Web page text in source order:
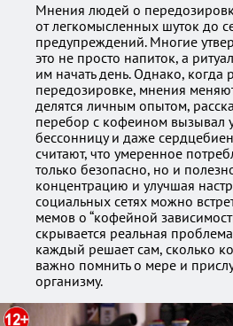
Мнения людей о
от легкомысленных шуток до
предупреждений. Многие
это не просто напиток, а
им начать день. Однако, когда
передозировке, мнения
делятся личным опытом,
перебор с кофеином вызывал
бессонницу и даже
считают, что умеренное
только безопасно, но и
концентрацию и улучшая
социальных сетях можно
мемов о “кофейной
скрывается реальная
каждый решает сам, сколько
важно помнить о мере и
организму.